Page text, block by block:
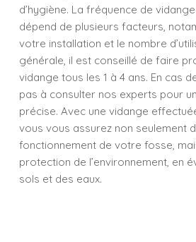
d’hygiène. La fréquence de
dépend de plusieurs facteurs,
votre installation et le nombre
générale, il est conseillé de faire
vidange tous les 1 à 4 ans. En cas
pas à consulter nos experts pour
précise. Avec une vidange
vous vous assurez non seulement
fonctionnement de votre fosse,
protection de l’environnement, en
sols et des eaux.